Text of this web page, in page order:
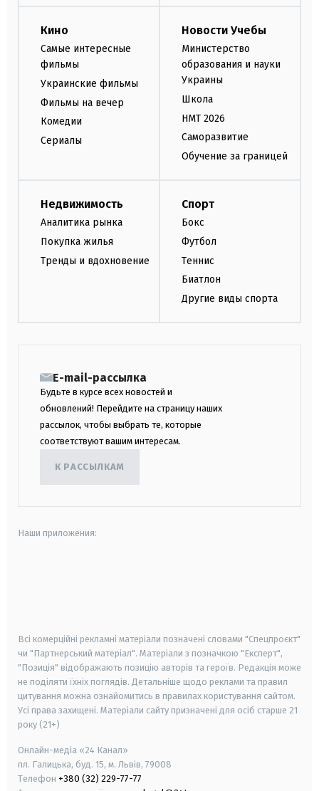
Кино
Самые интересные
фильмы
Украинские фильмы
Фильмы на вечер
Комедии
Сериалы
Новости Учебы
Министерство
образования и науки
Украины
Школа
НМТ 2026
Саморазвитие
Обучение за границей
Недвижимость
Аналитика рынка
Покупка жилья
Тренды и вдохновение
Спорт
Бокс
Футбол
Теннис
Биатлон
Другие виды спорта
E-mail-рассылка
Будьте в курсе всех новостей и
обновлений! Перейдите на страницу наших
рассылок, чтобы выбрать те, которые
соответствуют вашим интересам.
К РАССЫЛКАМ
Наши приложения:
Всі комерційні рекламні матеріали позначені словами "Спецпроєкт"
чи "Партнерський матеріал". Матеріали з позначкою "Експерт",
"Позиція" відображають позицію авторів та героїв. Редакція може
не поділяти їхніх поглядів. Детальніше щодо реклами та правил
цитування можна ознайомитись в правилах користування сайтом.
Усі права захищені. Матеріали сайту призначені для осіб старше 21
року (21+)
Онлайн-медіа «24 Канал»
пл. Галицька, буд. 15, м. Львів, 79008
Телефон +380 (32) 229-77-77